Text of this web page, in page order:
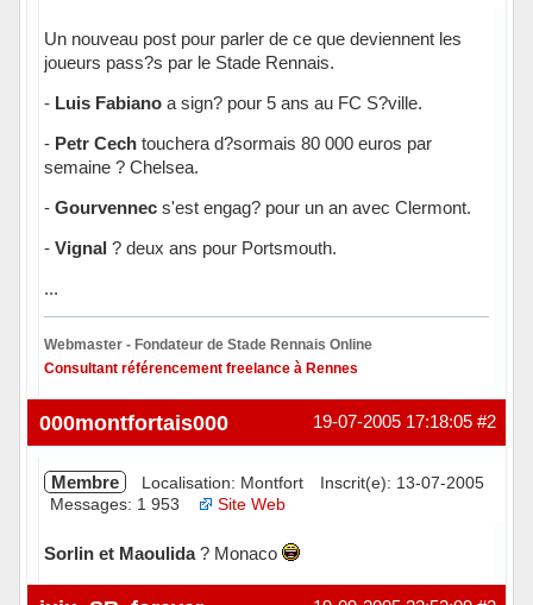
Un nouveau post pour parler de ce que deviennent les
joueurs pass?s par le Stade Rennais.
- Luis Fabianoa sign? pour 5 ans au FC S?ville.
- Petr Cechtouchera d?sormais 80 000 euros par
semaine ? Chelsea.
- Gourvennecs'est engag? pour un an avec Clermont.
- Vignal ? deux ans pour Portsmouth.
...
Webmaster - Fondateur de Stade Rennais Online
Consultant référencement freelance à Rennes
Hors ligne #2
19-07-2005 17:18:05
000montfortais000
Membre Localisation: Montfort
Inscrit(e): 13-07-2005
Messages: 1 953
Site Web
Sorlin et Maoulida? Monaco
Hors ligne